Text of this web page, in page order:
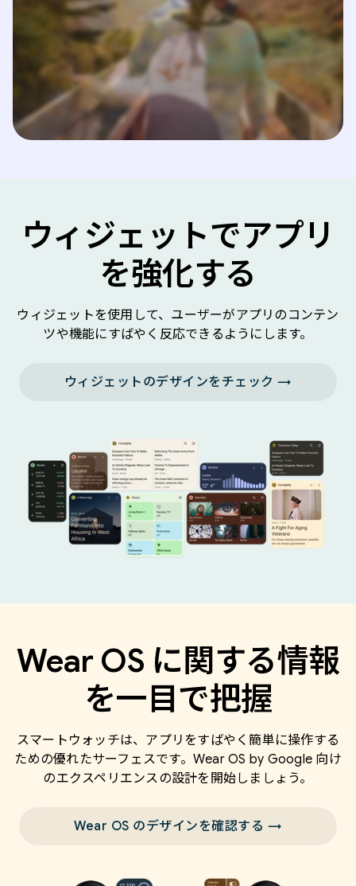
ウィジェットでアプリ
を強化する
ウィジェットを使用して、ユーザーがアプリのコンテン
ツや機能にすばやく反応できるようにします。
ウィジェットのデザインをチェック →
Wear OS に関する情報
を一目で把握
スマートウォッチは、アプリをすばやく簡単に操作する
ための優れたサーフェスです。Wear OS by Google 向け
のエクスペリエンスの設計を開始しましょう。
Wear OS のデザインを確認する →